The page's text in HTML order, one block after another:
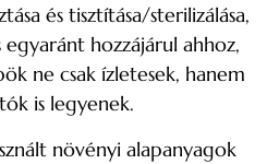
és tisztítása/sterilizálása,
hozzájárul ahhoz,
ne csak ízletesek, hanem
is legyenek.
növényi alapanyagok